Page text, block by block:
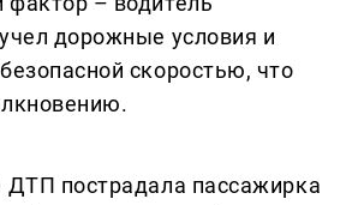
дорожные условия и
скоростью, что
ДТП пострадала пассажирка